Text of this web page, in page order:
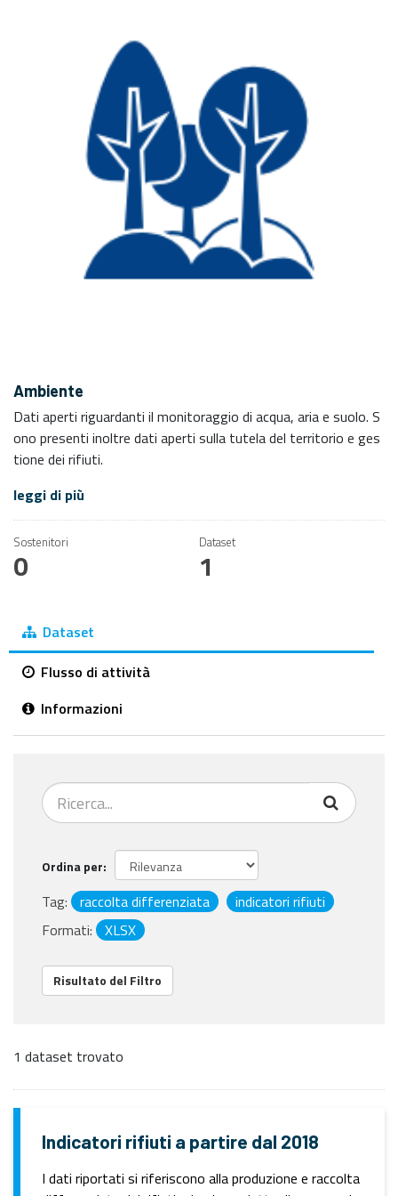
Ambiente
Dati aperti riguardanti il monitoraggio di acqua, aria e suolo. S
ono presenti inoltre dati aperti sulla tutela del territorio e ges
tione dei rifiuti.
leggi di più
Sostenitori
0
Dataset
1
Dataset
Flusso di attività
Informazioni
Ordina per
Tag: raccolta differenziata
indicatori rifiuti
Formati:
XLSX
Risultato del Filtro
1 dataset trovato
Indicatori rifiuti a partire dal 2018
I dati riportati si riferiscono alla produzione e raccolta